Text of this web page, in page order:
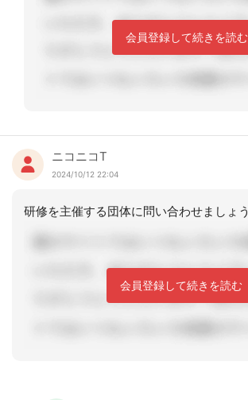
会員登録して続きを読む
ニコニコT
2024/10/12 22:04
会員登録して続きを読む